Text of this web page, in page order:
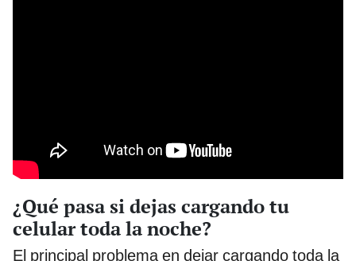
¿Qué pasa si dejas cargando tu
celular toda la noche?
El principal problema en dejar cargando toda la